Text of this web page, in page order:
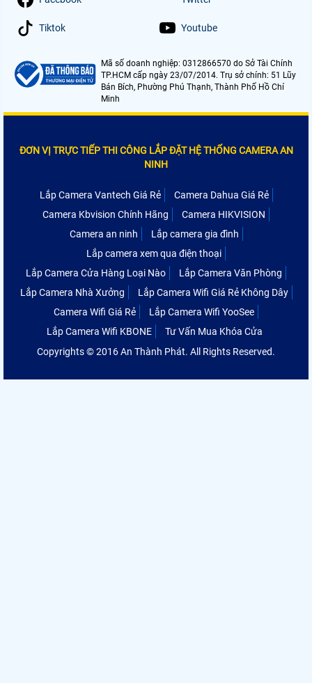
Tiktok Youtube
Mã số doanh nghiệp: 0312866570 do Sở Tài Chính
TP.HCM cấp ngày 23/07/2014. Trụ sở chính: 51 Lũy
Bán Bích, Phường Phú Thạnh, Thành Phố Hồ Chí
Minh
ĐƠN VỊ TRỰC TIẾP THI CÔNG LẮP ĐẶT HỆ THỐNG CAMERA AN
NINH
Lắp Camera Vantech Giá Rẻ
Camera Dahua Giá Rẻ
Camera Kbvision Chính Hãng
Camera HIKVISION
Camera an ninh
Lắp camera gia đình
Lắp camera xem qua điện thoại
Lắp Camera Cửa Hàng Loại Nào
Lắp Camera Văn Phòng
Lắp Camera Nhà Xưởng
Lắp Camera Wifi Giá Rẻ Không Dây
Camera Wifi Giá Rẻ
Lắp Camera Wifi YooSee
Lắp Camera Wifi KBONE
Tư Vấn Mua Khóa Cửa
Copyrights © 2016 An Thành Phát. All Rights Reserved.